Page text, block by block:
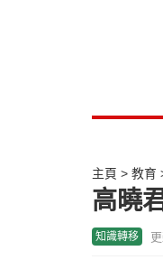
主頁 教育
高曉
知識轉移